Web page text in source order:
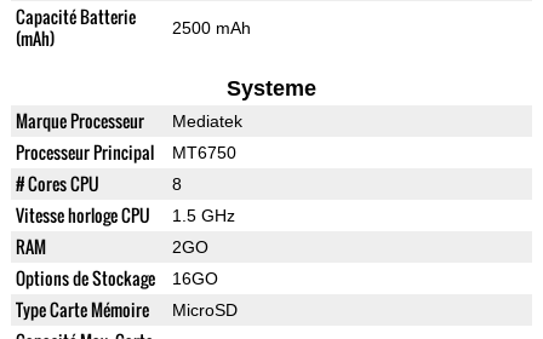
Capacité Batterie
(mAh)
2500 mAh
Systeme
Marque Processeur Mediatek
Processeur Principal MT6750
# Cores CPU 8
Vitesse horloge CPU 1.5 GHz
RAM 2GO
Options de Stockage 16GO
Type Carte Mémoire MicroSD